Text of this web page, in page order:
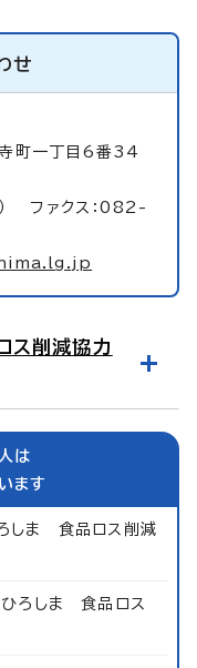
せ
町一丁目6番34
ファクス：082-
ス削減協力
は
ます
しま 食品ロス削減
ろしま 食品ロス